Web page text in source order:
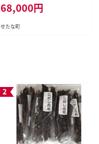
町 ふるさと納税
68,000円
せたな町